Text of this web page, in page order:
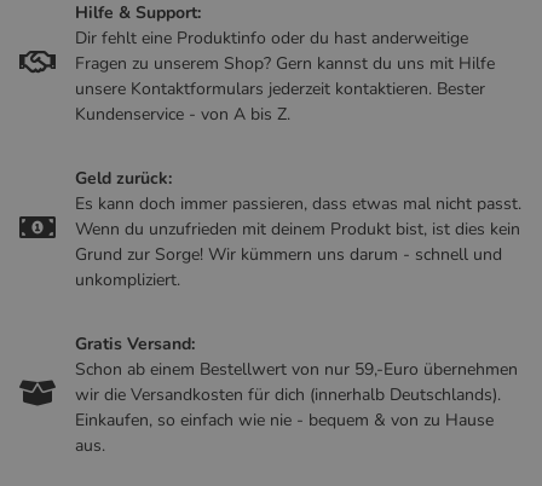
Hilfe & Support:
Dir fehlt eine Produktinfo oder du hast anderweitige
Fragen zu unserem Shop? Gern kannst du uns mit Hilfe
unsere Kontaktformulars jederzeit kontaktieren. Bester
Kundenservice - von A bis Z.
Geld zurück:
Es kann doch immer passieren, dass etwas mal nicht passt.
Wenn du unzufrieden mit deinem Produkt bist, ist dies kein
Grund zur Sorge! Wir kümmern uns darum - schnell und
unkompliziert.
Gratis Versand:
Schon ab einem Bestellwert von nur 59,-Euro übernehmen
wir die Versandkosten für dich (innerhalb Deutschlands).
Einkaufen, so einfach wie nie - bequem & von zu Hause
aus.